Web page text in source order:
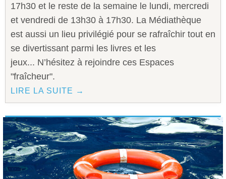
17h30 et le reste de la semaine le lundi, mercredi
et vendredi de 13h30 à 17h30. La Médiathèque
est aussi un lieu privilégié pour se rafraîchir tout en
se divertissant parmi les livres et les
jeux... N’hésitez à rejoindre ces Espaces
"fraîcheur".
LIRE LA SUITE →